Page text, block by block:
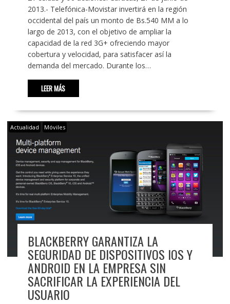
2013.- Telefónica-Movistar invertirá en la región
occidental del país un monto de Bs.540 MM a lo
largo de 2013, con el objetivo de ampliar la
capacidad de la red 3G+ ofreciendo mayor
cobertura y velocidad, para satisfacer así la
demanda del mercado. Durante los…
LEER MÁS
Actualidad Móviles
BLACKBERRY GARANTIZA LA
SEGURIDAD DE DISPOSITIVOS IOS Y
ANDROID EN LA EMPRESA SIN
SACRIFICAR LA EXPERIENCIA DEL
USUARIO